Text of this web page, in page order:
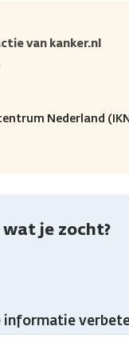
van kanker.nl
Nederland
je zocht?
informatie